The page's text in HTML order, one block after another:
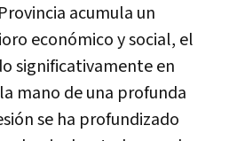
acumula un
económico y social, el
significativamente en
mano de una profunda
se ha profundizado